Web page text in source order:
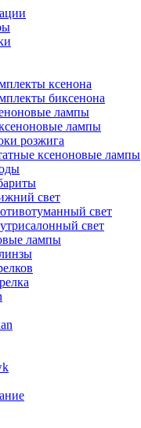
ксенона
биксенона
лампы
лампы
розжига
ксеноновые лампы
свет
свет
свет
лампы